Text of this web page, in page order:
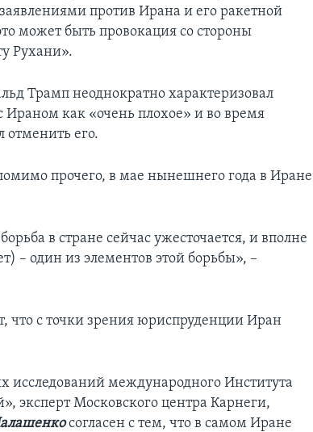
против Ирана и его ракетной
может быть провокация со стороны
Рухани».
Трамп неоднократно характеризовал
Ираном как «очень плохое» и во время
его.
прочего, в мае нынешнего года в Иране
в стране сейчас ужесточается, и вполне
– один из элементов этой борьбы», –
что с точки зрения юриспруденции Иран
исследований международного Института
эксперт Московского центра Карнеги,
согласен с тем, что в самом Иране